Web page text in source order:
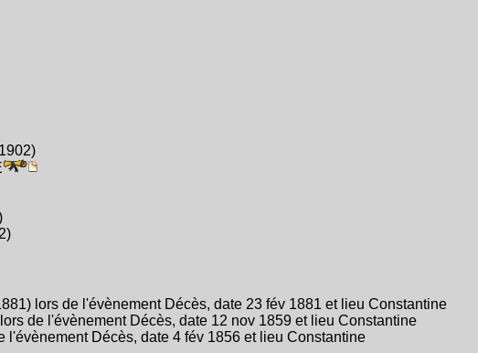
lors de l'évènement Décès, date 23 fév 1881 et lieu Constantine
de l'évènement Décès, date 12 nov 1859 et lieu Constantine
l'évènement Décès, date 4 fév 1856 et lieu Constantine